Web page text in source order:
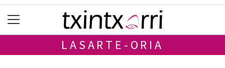
LASARTE-ORIA